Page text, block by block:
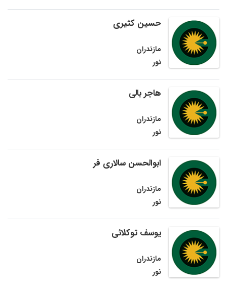
حسین کثیری
مازندران
نور
هاجر بالی
مازندران
نور
ابوالحسن سالاری فر
مازندران
نور
یوسف توکلائی
مازندران
نور